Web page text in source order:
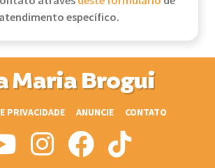
atendimento específico.
Maria Brogui
PRIVACIDADE ANUNCIE CONTATO